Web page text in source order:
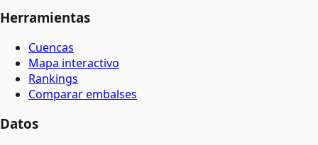
Herramientas
Cuencas
Mapa interactivo
Rankings
Comparar embalses
Datos